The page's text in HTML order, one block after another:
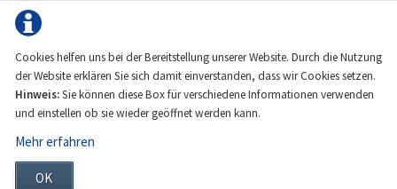
Cookies helfen uns bei der Bereitstellung unserer Website. Durch die Nutzung
der Website erklären Sie sich damit einverstanden, dass wir Cookies setzen.
Hinweis:Sie können diese Box für verschiedene Informationen verwenden
und einstellen ob sie wieder geöffnet werden kann.
Mehr erfahren
OK